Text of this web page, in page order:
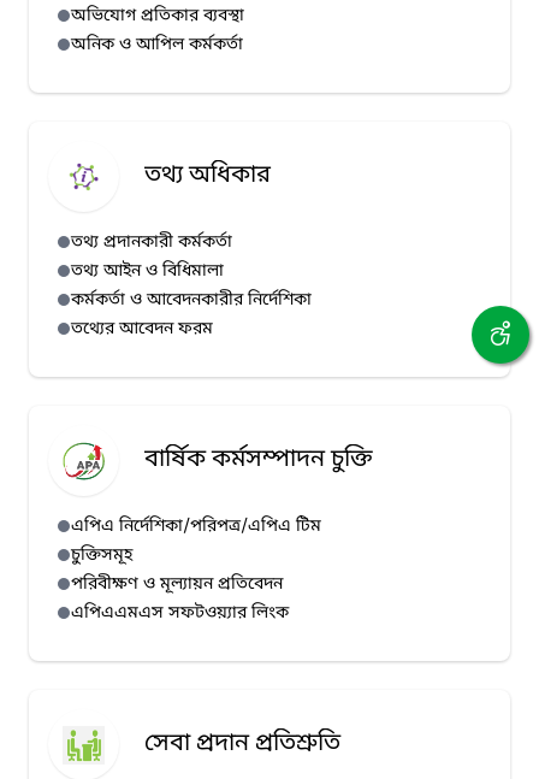
অভিযোগ প্রতিকার ব্যবস্থা
অনিক ও আপিল কর্মকর্তা
তথ্য অধিকার
তথ্য প্রদানকারী কর্মকর্তা
তথ্য আইন ও বিধিমালা
কর্মকর্তা ও আবেদনকারীর নির্দেশিকা
তথ্যের আবেদন ফরম
বার্ষিক কর্মসম্পাদন চুক্তি
এপিএ নির্দেশিকা/পরিপত্র/এপিএ টিম
চুক্তিসমূহ
পরিবীক্ষণ ও মূল্যায়ন প্রতিবেদন
এপিএএমএস সফটওয়্যার লিংক
সেবা প্রদান প্রতিশ্রুতি